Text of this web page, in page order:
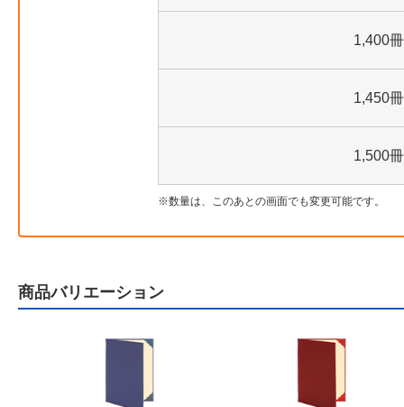
1,400冊
1,450冊
1,500冊
数量は、このあとの画面でも変更可能です。
商品バリエーション